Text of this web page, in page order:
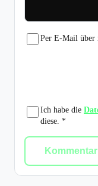
Per E-Mail über
Ich habe die
diese. *